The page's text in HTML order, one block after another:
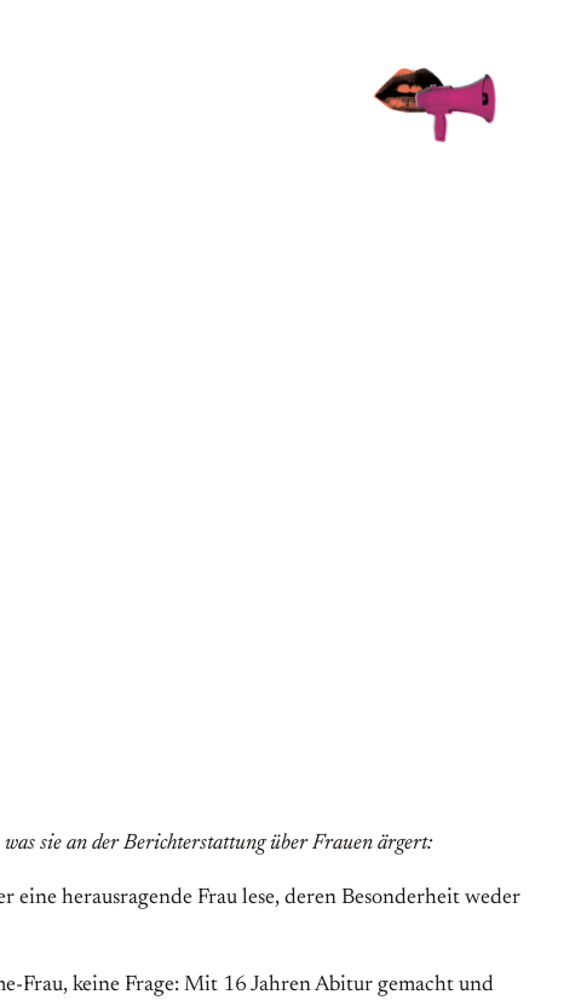
sie an der Berichterstattung über Frauen ärgert:
herausragende Frau lese, deren Besonderheit weder
Frau, keine Frage: Mit 16 Jahren Abitur gemacht und